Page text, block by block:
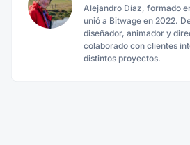
Alejandro Díaz, formado
unió a Bitwage en 2022.
diseñador, animador y
colaborado con clientes
distintos proyectos.